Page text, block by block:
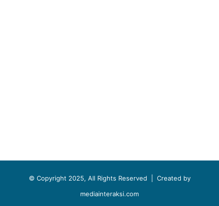
© Copyright 2025, All Rights Reserved | Created by
mediainteraksi.com